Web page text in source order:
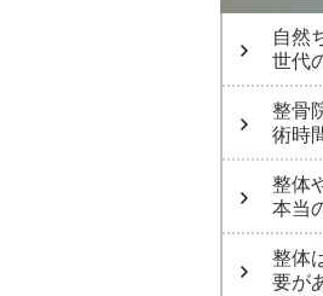
自然
世代
整骨
術時
整体
本当
整体
要が